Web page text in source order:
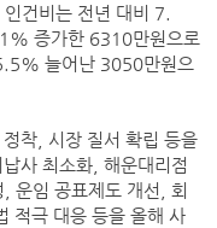
건비는 전년 대비 7.
증가한 6310만원으로
늘어난 3050만원으
착, 시장 질서 확립 등을
사 최소화, 해운대리점
운임 공표제도 개선, 회
적극 대응 등을 올해 사